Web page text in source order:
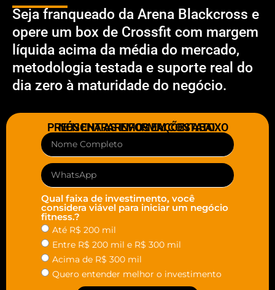
Seja franqueado da Arena Blackcross e
opere um box de Crossfit com margem
líquida acima da média do mercado,
metodologia testada e suporte real do
dia zero à maturidade do negócio.
PREENCHA AS INFORMAÇÕES ABAIXO
NÓS ENTRAREMOS EM CONTATO.
Qual faixa de investimento, você
considera viável para iniciar um negócio
fitness.?
Até R$ 200 mil
Entre R$ 200 mil e R$ 300 mil
Acima de R$ 300 mil
Quero entender melhor o investimento